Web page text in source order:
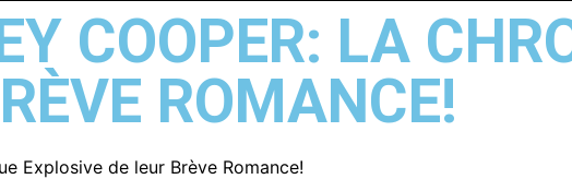
COOPER: LA
ROMANCE!
Explosive de leur Brève Romance!